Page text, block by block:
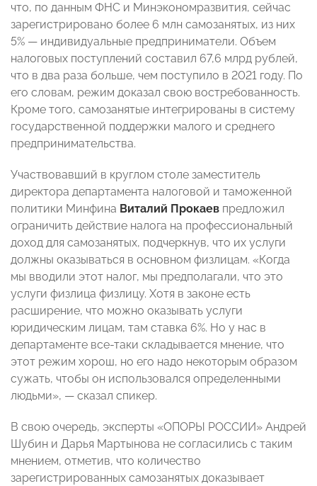
что, по данным ФНС и Минэкономразвития, сейчас
зарегистрировано более 6 млн самозанятых, из них
5% — индивидуальные предприниматели. Объем
налоговых поступлений составил 67,6 млрд рублей,
что в два раза больше, чем поступило в 2021 году. По
его словам, режим доказал свою востребованность.
Кроме того, самозанятые интегрированы в систему
государственной поддержки малого и среднего
предпринимательства.
Участвовавший в круглом столе заместитель
директора департамента налоговой и таможенной
политики Минфина Виталий Прокаев предложил
ограничить действие налога на профессиональный
доход для самозанятых, подчеркнув, что их услуги
должны оказываться в основном физлицам. «Когда
мы вводили этот налог, мы предполагали, что это
услуги физлица физлицу. Хотя в законе есть
расширение, что можно оказывать услуги
юридическим лицам, там ставка 6%. Но у нас в
департаменте все-таки складывается мнение, что
этот режим хорош, но его надо некоторым образом
сужать, чтобы он использовался определенными
людьми», — сказал спикер.
В свою очередь, эксперты «ОПОРЫ РОССИИ» Андрей
Шубин и Дарья Мартынова не согласились с таким
мнением, отметив, что количество
зарегистрированных самозанятых доказывает